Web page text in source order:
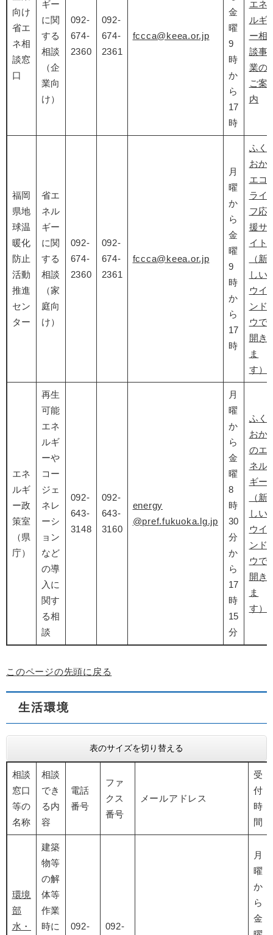
向け
省エ
ネ相
談窓
口
ギー
に関
する
相談
（企
業向
け）
092-
674-
2360
092-
674-
2361
fccca@keea.or.jp
金
曜
9
時
か
ら
17
時
エネ
ルギ
ー相
談事
業の
ご案
内
福岡
県地
球温
暖化
防止
活動
推進
セン
ター
省エ
ネル
ギー
に関
する
相談
（家
庭向
け）
092-
674-
2360
092-
674-
2361
fccca@keea.or.jp
月
曜
か
ら
金
曜
9
時
か
ら
17
時
ふく
おか
エコ
ライ
フ応
援サ
イト
（新
しい
ウイ
ンド
ウで
開き
ま
す）
エネ
ルギ
ー政
策室
（県
庁）
再生
可能
エネ
ルギ
ーや
コー
ジェ
ネレ
ーシ
ョン
など
の導
入に
関す
る相
談
092-
643-
3148
092-
643-
3160
energy
@pref.fukuoka.lg.jp
月
曜
か
ら
金
曜
8
時
30
分
か
ら
17
時
15
分
ふく
おか
のエ
ネル
ギー
（新
しい
ウイ
ンド
ウで
開き
ま
す）
このページの先頭に戻る
生活環境
表のサイズを切り替える
相談
窓口
等の
名称
相談
でき
る内
容
電話
番号
ファ
クス
番号
メールアドレス
受
付
時
間
環境
部
水・
建築
物等
の解
体等
作業
時に
092- 092-
月
曜
か
ら
金